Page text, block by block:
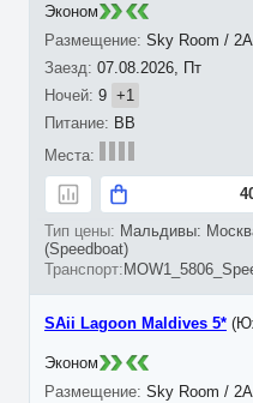
07.08.2026, Пт
9 +1
Sky Room /
BB
Мальдивы:
(Speedboat)
Эконом
SAii Lagoon Maldives 5*
Sky Room /
Эконом